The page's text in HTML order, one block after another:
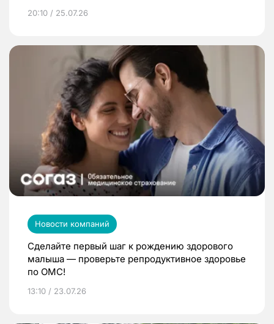
20:10 / 25.07.26
Новости компаний
Сделайте первый шаг к рождению здорового
малыша — проверьте репродуктивное здоровье
по ОМС!
13:10 / 23.07.26